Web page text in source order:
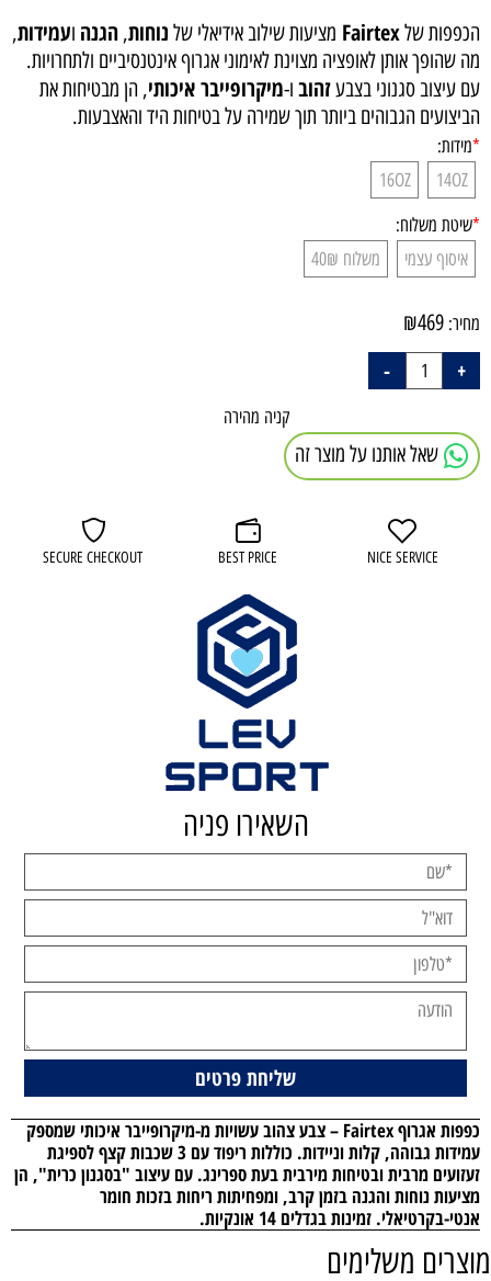
הכפפות שלFairtex מציעות שילוב אידיאלי של נוחות, הגנה ועמידות,
מה שהופך אותן לאופציה מצוינת לאימוני אגרוף אינטנסיביים ולתחרויות.
עם עיצוב סגנוני בצבעזהוב ו-מיקרופייבר איכותי, הן מבטיחות את
הביצועים הגבוהים ביותר תוך שמירה על בטיחות היד והאצבעות.
*מידות:
14OZ
16OZ
*שיטת משלוח:
איסוף עצמי
משלוח 40₪
מחיר: ₪469
קניה מהירה
שאל אותנו על מוצר זה
NICE SERVICE
BEST PRICE
SECURE CHECKOUT
השאירו פניה
כפפות אגרוף Fairtex – צבע צהוב עשויות מ-מיקרופייבר איכותי שמספק
עמידות גבוהה, קלות וניידות. כוללות ריפוד עם 3 שכבות קצף
לספיגת
זעזועים מרבית ובטיחות מירבית בעת ספרינג. עם עיצוב "בסגנון כרית", הן
מציעותנוחותוהגנה בזמן קרב, ומפחיתות ריחות בזכות חומר
אנטי-בקרטיאלי. זמינות בגדלים 14 אונקיות.
מוצרים משלימים